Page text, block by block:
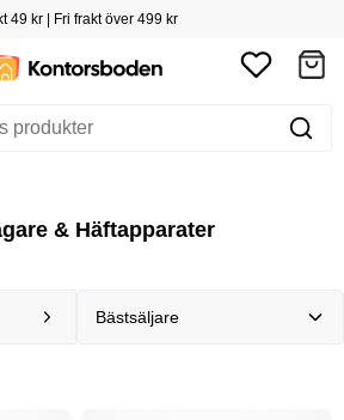
49 kr | Fri frakt över 499 kr
& Häftapparater